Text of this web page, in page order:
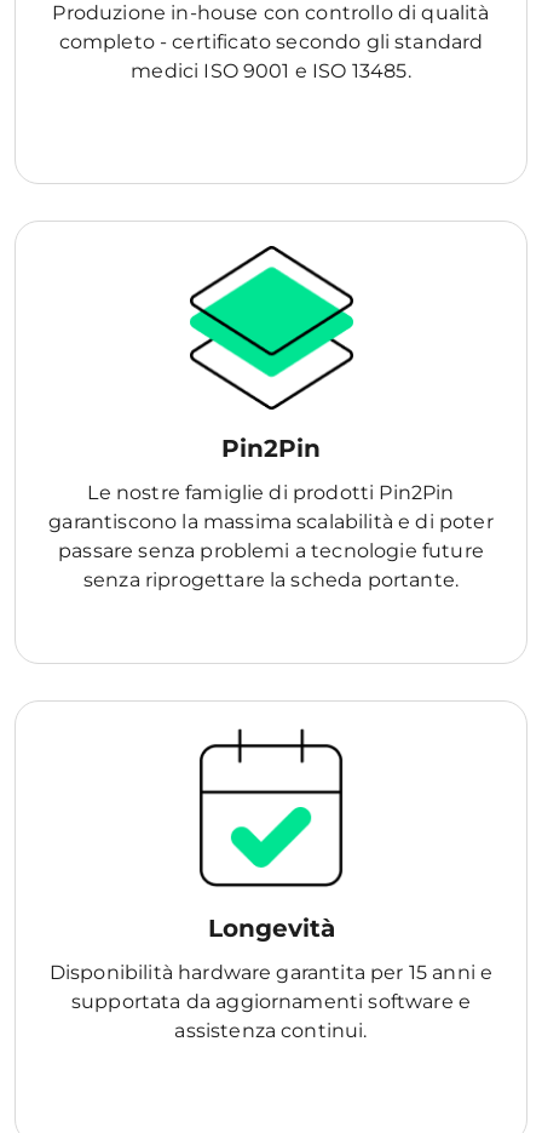
Produzione in-house con controllo di qualità
completo - certificato secondo gli standard
medici ISO 9001 e ISO 13485.
Pin2Pin
Le nostre famiglie di prodotti Pin2Pin
garantiscono la massima scalabilità e di poter
passare senza problemi a tecnologie future
senza riprogettare la scheda portante.
Longevità
Disponibilità hardware garantita per 15 anni e
supportata da aggiornamenti software e
assistenza continui.